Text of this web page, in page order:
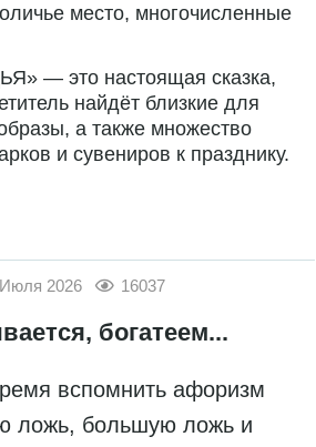
место, многочисленные
— это настоящая сказка,
найдёт близкие для
а также множество
и сувениров к празднику.
2026 16037
богатеем...
вспомнить афоризм
ложь, большую ложь и